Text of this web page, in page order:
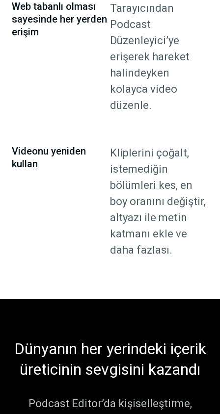
Web tabanlı olması
sayesinde her yerden
erişim
Tarayıcından
Podcast
Düzenleyici’ye
erişerek hareket
halindeyken
kolayca video
düzenle.
Videonu yeniden
kullan
Kliplerini çoğalt,
istemediğin
bölümleri kes, en
boy oranını değiştir,
altyazı ile metin
katmanı ekle ve
daha fazlası.
Dünyanın her yerindeki içerik
üreticinin sevgisini kazandı
Podcast Editor’da kişiselleştirme,